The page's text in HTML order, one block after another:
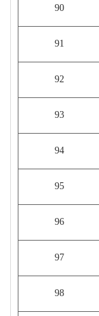
90
91
92
93
94
95
96
97
98